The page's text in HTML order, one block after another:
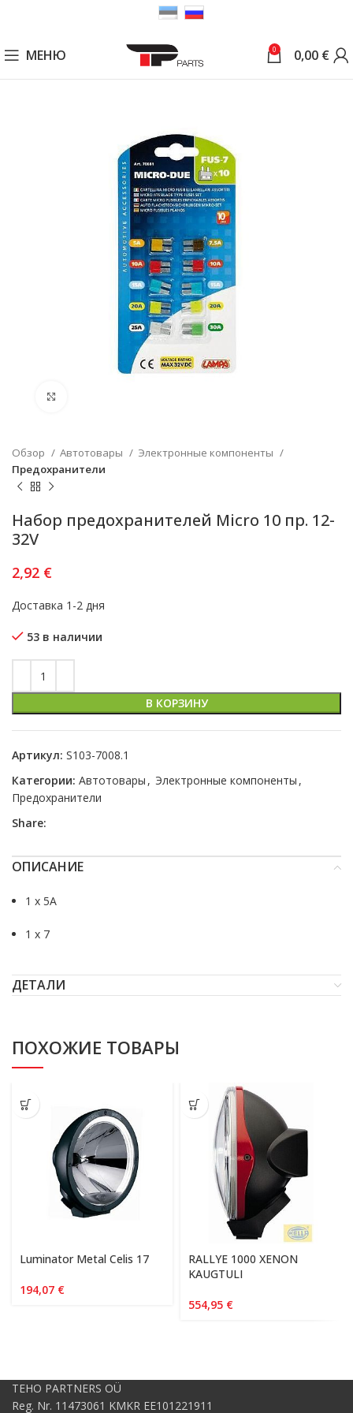
МЕНЮ 0 0,00 €
Обзор Автотовары
Электронные компоненты
Предохранители
Набор предохранителей Micro 10 пр. 12-
32V
2,92 €
Доставка 1-2 дня
53 в наличии
В КОРЗИНУ
Артикул: S103-7008.1
Категории: Автотовары , Электронные компоненты ,
Предохранители
Share:
ОПИСАНИЕ
1 x 5A
1 x 7
ДЕТАЛИ
ПОХОЖИЕ ТОВАРЫ
Luminator Metal Celis 17
194,07 €
RALLYE 1000 XENON
KAUGTULI
554,95 €
TEHO PARTNERS OÜ
Reg. Nr. 11473061 KMKR EE101221911